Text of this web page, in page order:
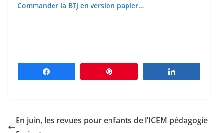
Commander la BTj en version papier…
En juin, les revues pour enfants de l’ICEM pédagogie